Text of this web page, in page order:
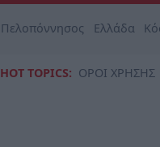
Πελοπόννησος Ελλάδα
HOT TOPICS: ΟΡΟΙ ΧΡΗΣΗΣ